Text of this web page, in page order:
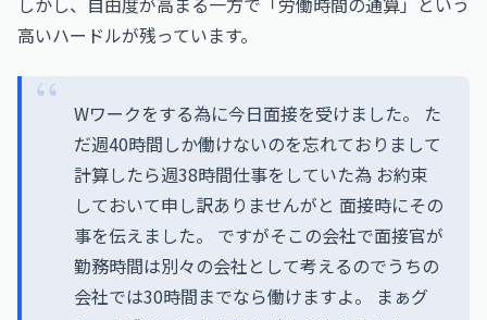
高いハードルが残っています。
Wワークをする為に今日面接を受けました。 た
だ週40時間しか働けないのを忘れておりまして
計算したら週38時間仕事をしていた為 お約束
しておいて申し訳ありませんがと 面接時にその
事を伝えました。 ですがそこの会社で面接官が
勤務時間は別々の会社として考えるのでうちの
会社では30時間までなら働けますよ。 まぁグ